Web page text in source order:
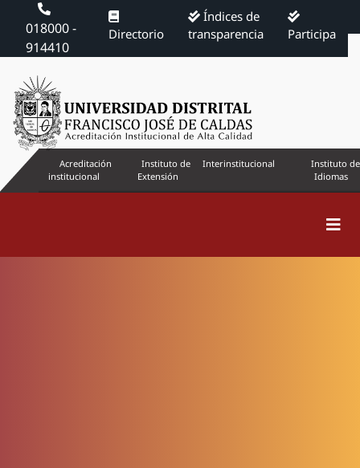
018000 -
914410
Directorio
Índices de
transparencia
Participa
Acreditación
institucional
Instituto de
Extensión
Interinstitucional
Instituto de
Idiomas